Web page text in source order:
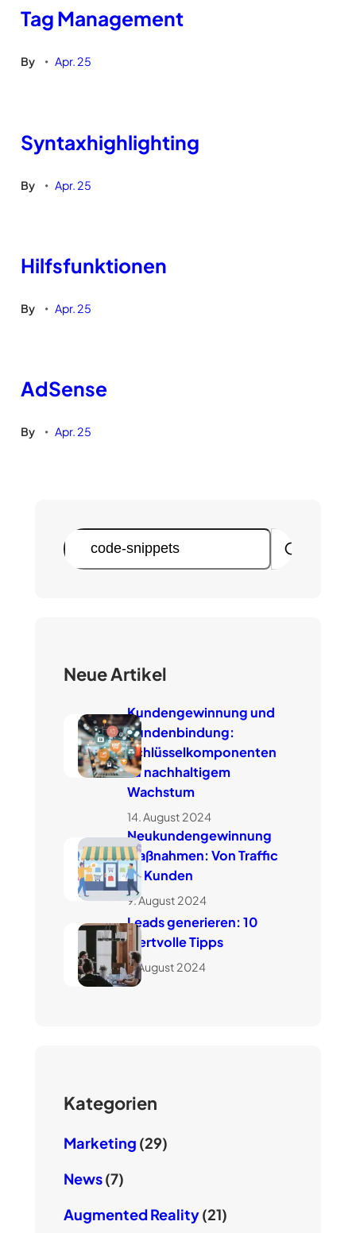
Tag Management
By • Apr. 25
Syntaxhighlighting
By • Apr. 25
Hilfsfunktionen
By • Apr. 25
AdSense
By • Apr. 25
S
u
Neue Artikel
Kundengewinnung und
Kundenbindung:
Schlüsselkomponenten
zu nachhaltigem
Wachstum
14. August 2024
Neukundengewinnung
Maßnahmen: Von Traffic
zu Kunden
9. August 2024
Leads generieren: 10
wertvolle Tipps
7. August 2024
Kategorien
Marketing (29)
News(7)
Augmented Reality(21)